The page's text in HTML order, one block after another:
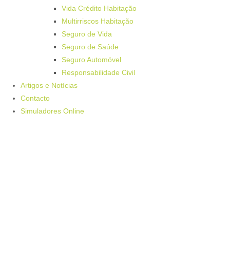
Vida Crédito Habitação
Multirriscos Habitação
Seguro de Vida
Seguro de Saúde
Seguro Automóvel
Responsabilidade Civil
Artigos e Notícias
Contacto
Simuladores Online